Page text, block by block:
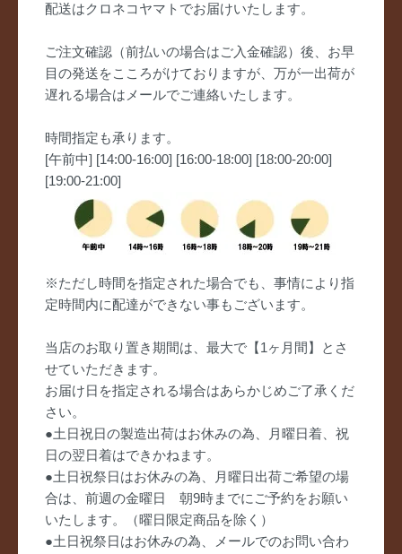
配送はクロネコヤマトでお届けいたします。
ご注文確認（前払いの場合はご入金確認）後、お早
目の発送をこころがけておりますが、万が一出荷が
遅れる場合はメールでご連絡いたします。
時間指定も承ります。
[午前中] [14:00-16:00] [16:00-18:00] [18:00-20:00]
[19:00-21:00]
※ただし時間を指定された場合でも、事情により指
定時間内に配達ができない事もございます。
当店のお取り置き期間は、最大で【1ヶ月間】とさ
せていただきます。
お届け日を指定される場合はあらかじめご了承くだ
さい。
●土日祝日の製造出荷はお休みの為、月曜日着、祝
日の翌日着はできかねます。
●土日祝祭日はお休みの為、月曜日出荷ご希望の場
合は、前週の金曜日 朝9時までにご予約をお願い
いたします。（曜日限定商品を除く）
●土日祝祭日はお休みの為、メールでのお問い合わ